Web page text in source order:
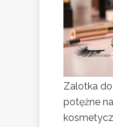
Zalotka do
potężne